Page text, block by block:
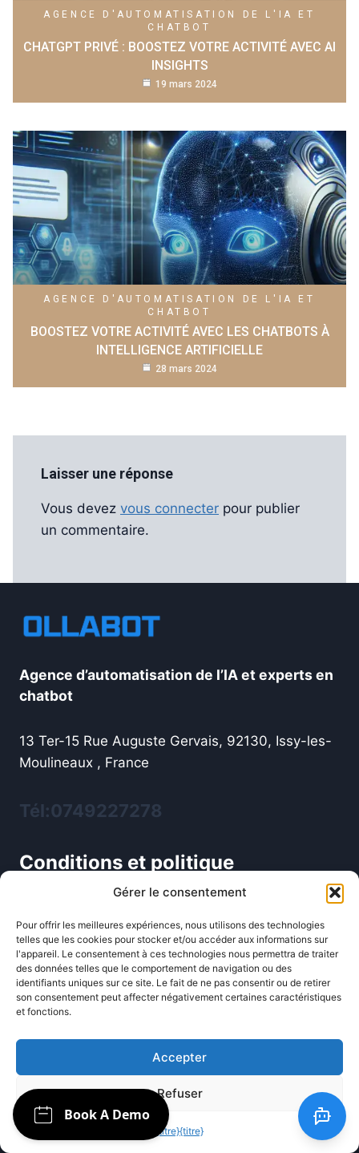
Gérer le consentement
Pour offrir les meilleures expériences, nous utilisons des technologies
telles que les cookies pour stocker et/ou accéder aux informations sur
l'appareil. Le consentement à ces technologies nous permettra de traiter
des données telles que le comportement de navigation ou des
identifiants uniques sur ce site. Le fait de ne pas consentir ou de retirer
son consentement peut affecter négativement certaines caractéristiques
et fonctions.
Accepter
Refuser
{titre}{titre}
AGENCE D'AUTOMATISATION DE L'IA ET
CHATBOT
CHATGPT PRIVÉ : BOOSTEZ VOTRE ACTIVITÉ AVEC AI
INSIGHTS
19 mars 2024
AGENCE D'AUTOMATISATION DE L'IA ET
CHATBOT
BOOSTEZ VOTRE ACTIVITÉ AVEC LES CHATBOTS À
INTELLIGENCE ARTIFICIELLE
28 mars 2024
Laisser une réponse
Vous devez vous connecter pour publier
un commentaire.
Agence d’automatisation de l’IA et experts en
chatbot
13 Ter-15 Rue Auguste Gervais, 92130, Issy-les-
Moulineaux , France
Tél:0749227278
Conditions et politique
Mention légale
politique de confidentialité
Blog
Blog d'actualités sur l'IA
SOCIALE